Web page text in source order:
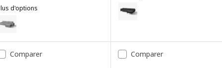
d'options
: KIVIK, Canapé 4 places + méridienne, Tibbleby beige/gris
: KIVIK, Canapé 4 places + méridienne, Tresund beige clair
Option : ÄPPLARYD, Canapé
Comparer
Comparer